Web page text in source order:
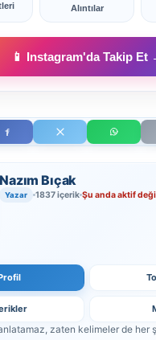
Alıntılar
📱 Instagram'da Takip Et
Nazım Bıçak
Yazar 1837 içerik Şu anda aktif
zaten kelimeler de her